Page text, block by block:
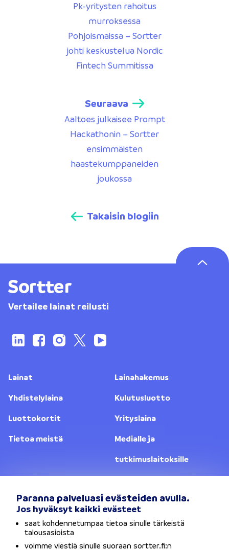
Paranna palveluasi evästeiden avulla.
Jos hyväksyt kaikki evästeet
saat kohdennetumpaa tietoa sinulle tärkeistä
talousasioista
voimme viestiä sinulle suoraan sortter.fi:n
Pk-yritysten rahoitus
murroksessa
Pohjoismaissa – Sortter
johti keskustelua Nordic
Fintech Summitissa
Seuraava
Aaltoes julkaisee Prompt
Hackathonin – Sortter
ensimmäisten
haastekumppaneiden
joukossa
Takaisin blogiin
Vertailee lainat reilusti
Lainat
Lainahakemus
Yhdistelylaina
Kulutusluotto
Luottokortit
Yrityslaina
Tietoa meistä
Medialle ja
tutkimuslaitoksille
Vaihda sijaintia